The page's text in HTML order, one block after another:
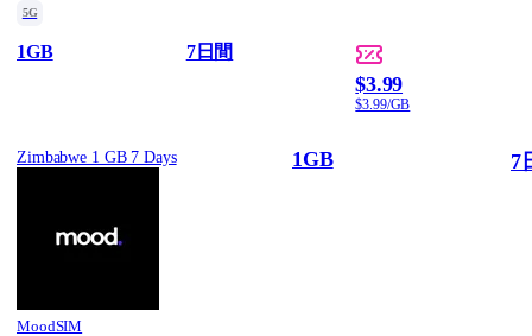
5G
1GB 7日間
$3.99
$3.99/GB
Zimbabwe 1 GB 7 Days
MoodSIM
1GB 7